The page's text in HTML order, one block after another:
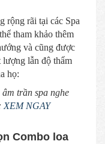
rộng rãi tại các Spa
tham khảo thêm
và cũng được
lượng lẫn độ thẩm
họ:
trần spa nghe
XEM NGAY
Combo loa